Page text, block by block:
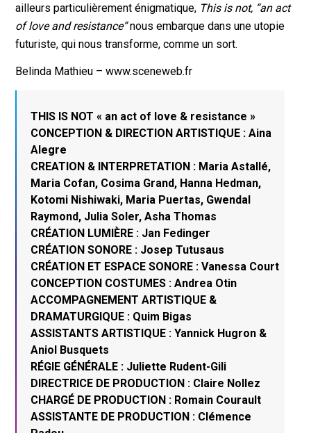
ailleurs particulièrement énigmatique, This is not, “an act
of love and resistance”nous embarque dans une utopie
futuriste, qui nous transforme, comme un sort.
Belinda Mathieu – www.sceneweb.fr
THIS IS NOT « an act of love & resistance »
CONCEPTION & DIRECTION ARTISTIQUE : Aina
Alegre
CREATION & INTERPRETATION : Maria Astallé,
Maria Cofan, Cosima Grand, Hanna Hedman,
Kotomi Nishiwaki, Maria Puertas, Gwendal
Raymond, Julia Soler, Asha Thomas
CRÉATION LUMIÈRE : Jan Fedinger
CRÉATION SONORE : Josep Tutusaus
CRÉATION ET ESPACE SONORE : Vanessa Court
CONCEPTION COSTUMES : Andrea Otin
ACCOMPAGNEMENT ARTISTIQUE &
DRAMATURGIQUE : Quim Bigas
ASSISTANTS ARTISTIQUE : Yannick Hugron &
Aniol Busquets
RÉGIE GÉNÉRALE : Juliette Rudent-Gili
DIRECTRICE DE PRODUCTION : Claire Nollez
CHARGÉ DE PRODUCTION : Romain Courault
ASSISTANTE DE PRODUCTION : Clémence